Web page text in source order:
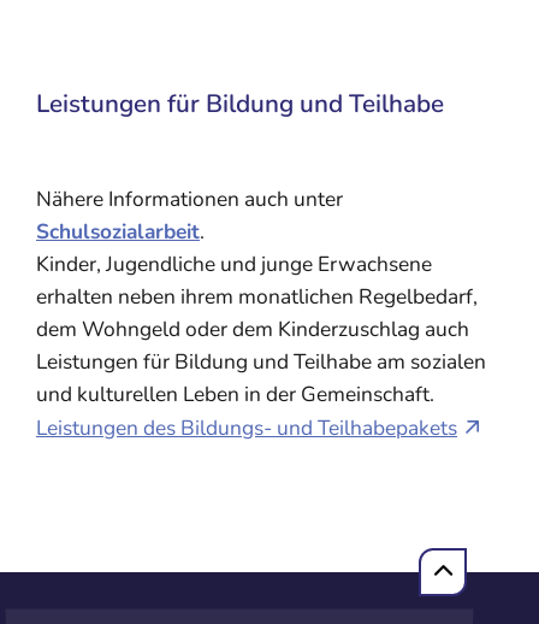
Leistungen für Bildung und Teilhabe
Nähere Informationen auch unter
Schulsozialarbeit.
Kinder, Jugendliche und junge Erwachsene
erhalten neben ihrem monatlichen Regelbedarf,
dem Wohngeld oder dem Kinderzuschlag auch
Leistungen für Bildung und Teilhabe am sozialen
und kulturellen Leben in der Gemeinschaft.
Leistungen des Bildungs- und Teilhabepakets